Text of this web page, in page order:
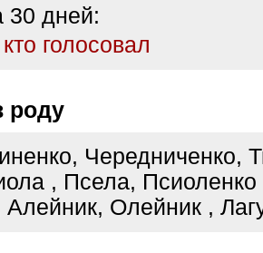
30 дней:
голосовал
роду
Чередниченко,
, Псела, Псиоленко
Алейник, Олейник ,